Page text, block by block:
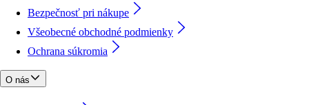
Bezpečnosť pri nákupe
Všeobecné obchodné podmienky
Ochrana súkromia
O nás